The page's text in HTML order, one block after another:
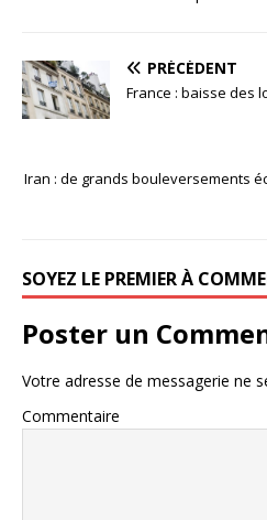
PRÉCÉDENT
France : baisse des
Iran : de grands bouleversements
SOYEZ LE PREMIER À
Poster un
Votre adresse de messagerie ne
Commentaire